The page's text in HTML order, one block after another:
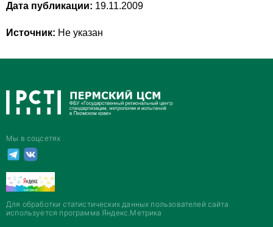
Дата публикации: 19.11.2009
Источник: Не указан
Мы в соцсетях
Для обработки статистических данных пользователей сайта
используется программа Яндекс.Метрика